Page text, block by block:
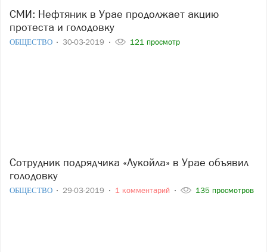
СМИ: Нефтяник в Урае продолжает акцию
протеста и голодовку
ОБЩЕСТВО 30-03-2019 121 просмотр
Сотрудник подрядчика «Лукойла» в Урае объявил
голодовку
ОБЩЕСТВО 29-03-2019 1 комментарий 135 просмотров